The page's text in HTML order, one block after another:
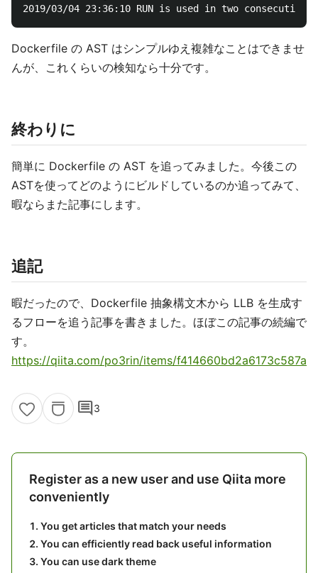
Dockerfile の AST はシンプルゆえ複雑なことはできませ
んが、これくらいの検知なら十分です。
終わりに
簡単に Dockerfile の AST を追ってみました。今後この
ASTを使ってどのようにビルドしているのか追ってみて、
暇ならまた記事にします。
追記
暇だったので、Dockerfile 抽象構文木から LLB を生成す
るフローを追う記事を書きました。ほぼこの記事の続編で
す。
https://qiita.com/po3rin/items/f414660bd2a6173c587a
comment3
Register as a new user and use Qiita more
conveniently
You get articles that match your needs
You can efficiently read back useful information
You can use dark theme